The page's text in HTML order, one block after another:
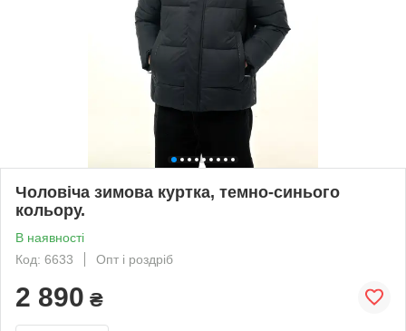
Чоловіча зимова куртка, темно-синього
кольору.
В наявності
Код: 6633
Опт і роздріб
2 890 ₴